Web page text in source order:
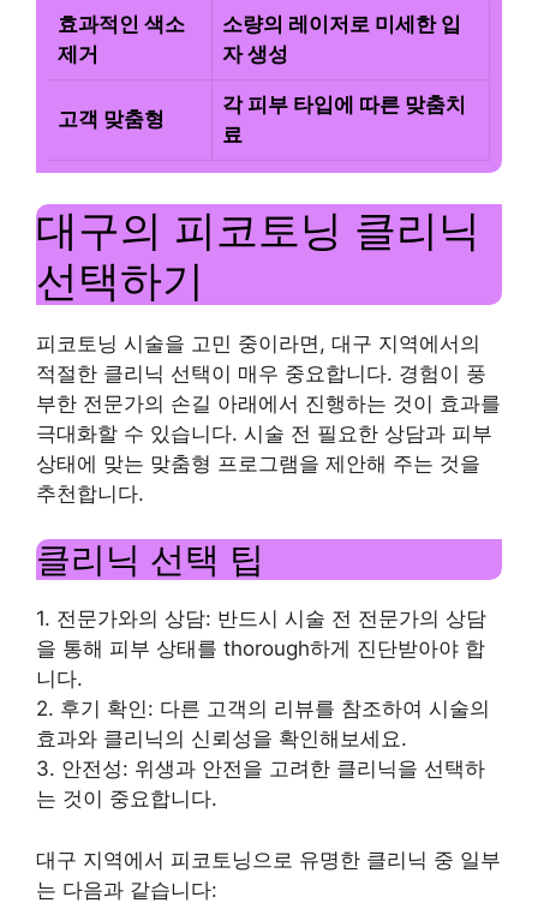
효과적인 색소
제거
소량의 레이저로 미세한 입
자 생성
고객 맞춤형
각 피부 타입에 따른 맞춤치
료
대구의 피코토닝 클리닉
선택하기
피코토닝 시술을 고민 중이라면, 대구 지역에서의
적절한 클리닉 선택이 매우 중요합니다. 경험이 풍
부한 전문가의 손길 아래에서 진행하는 것이 효과를
극대화할 수 있습니다. 시술 전 필요한 상담과 피부
상태에 맞는 맞춤형 프로그램을 제안해 주는 것을
추천합니다.
클리닉 선택 팁
1. 전문가와의 상담: 반드시 시술 전 전문가의 상담
을 통해 피부 상태를 thorough하게 진단받아야 합
니다.
2. 후기 확인: 다른 고객의 리뷰를 참조하여 시술의
효과와 클리닉의 신뢰성을 확인해보세요.
3. 안전성: 위생과 안전을 고려한 클리닉을 선택하
는 것이 중요합니다.
대구 지역에서 피코토닝으로 유명한 클리닉 중 일부
는 다음과 같습니다: